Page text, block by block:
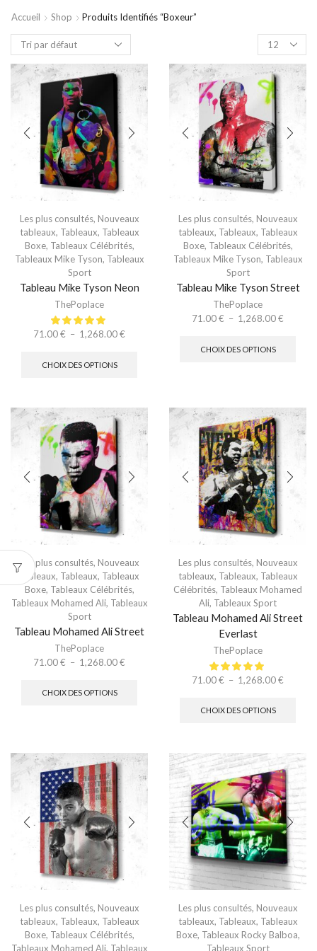
Accueil Shop Produits Identifiés “boxeur”
Les plus consultés, Nouveaux
tableaux, Tableaux, Tableaux
Boxe, Tableaux Célébrités,
Tableaux Mike Tyson, Tableaux
Sport
Tableau Mike Tyson Neon
ThePoplace
71.00€ – 1,268.00€
CHOIX DES OPTIONS
Les plus consultés, Nouveaux
tableaux, Tableaux, Tableaux
Boxe, Tableaux Célébrités,
Tableaux Mike Tyson, Tableaux
Sport
Tableau Mike Tyson Street
ThePoplace
71.00€ – 1,268.00€
CHOIX DES OPTIONS
Les plus consultés, Nouveaux
tableaux, Tableaux, Tableaux
Boxe, Tableaux Célébrités,
Tableaux Mohamed Ali, Tableaux
Sport
Tableau Mohamed Ali Street
ThePoplace
71.00€ – 1,268.00€
CHOIX DES OPTIONS
Les plus consultés, Nouveaux
tableaux, Tableaux, Tableaux
Célébrités, Tableaux Mohamed
Ali, Tableaux Sport
Tableau Mohamed Ali Street
Everlast
ThePoplace
71.00€ – 1,268.00€
CHOIX DES OPTIONS
Les plus consultés, Nouveaux
tableaux, Tableaux, Tableaux
Boxe, Tableaux Célébrités,
Tableaux Mohamed Ali, Tableaux
Les plus consultés, Nouveaux
tableaux, Tableaux, Tableaux
Boxe, Tableaux Rocky Balboa,
Tableaux Sport